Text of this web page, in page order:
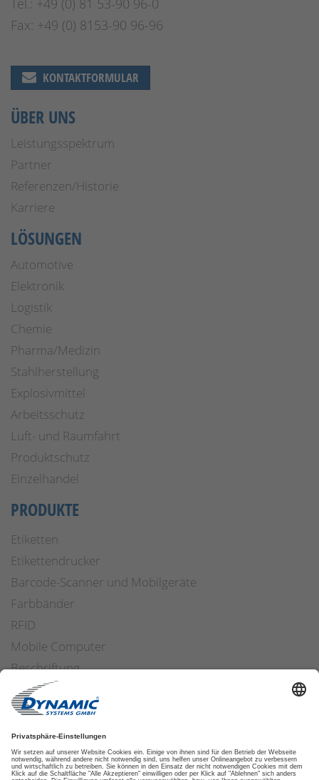
Tel.: +49 (0) 81 53-90 96-0
Fax: +49 (0) 8153-90 96-96
KONTAKTFORMULAR
ÜBER UNS
Leistungsspektrum
Partner
Referenzen/Historie
Karriere
LÖSUNGEN
Automotive
Elektronik
Logistik
Chemie
Pharma/Medizin
Stahlherstellung
Explosivmittel
Arbeitsschutz
Luft- und Raumfahrt
Produktschutz
Einzelhandel
PRODUKTE
Etiketten
Etikettendrucker
Barcode-Scanner und Mobilgeräte
Farbbänder
RFID
Mobile Computer
Beschriftung
Arbeitssicherheit
Applikatoren
Etiketten Software
ETIKETTENFINDER